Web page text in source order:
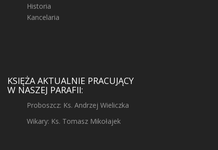
Historia
Kancelaria
KSIĘŻA AKTUALNIE PRACUJĄCY
W NASZEJ PARAFII:
Proboszcz: Ks. Andrzej Wieliczka
Wikary: Ks. Tomasz Mikołajek